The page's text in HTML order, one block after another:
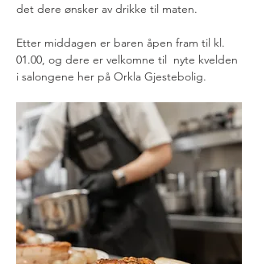
det dere ønsker av drikke til maten.
Etter middagen er baren åpen fram til kl.
01.00, og dere er velkomne til  nyte kvelden
i salongene her på Orkla Gjestebolig.